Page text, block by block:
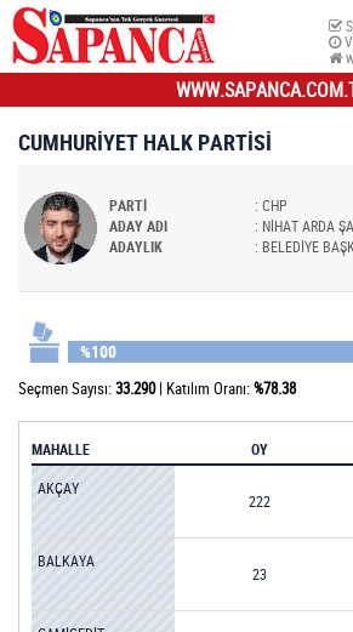
CUMHURİYET HALK PARTİSİ
PARTİ
: CHP
ADAY ADI
: NİHAT ARDA
ADAYLIK
: BELEDİYE
%100
Seçmen Sayısı:33.290| Katılım Oranı:%78.38
MAHALLE OY
AKÇAY
222
BALKAYA
23